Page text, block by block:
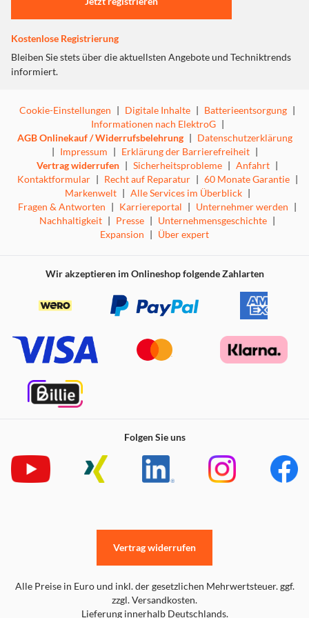
Kostenlose Registrierung
Bleiben Sie stets über die aktuellsten Angebote und Techniktrends
informiert.
Cookie-Einstellungen | Digitale Inhalte | Batterieentsorgung |
Informationen nach ElektroG |
AGB Onlinekauf / Widerrufsbelehrung | Datenschutzerklärung
| Impressum | Erklärung der Barrierefreiheit |
Vertrag widerrufen | Sicherheitsprobleme | Anfahrt |
Kontaktformular | Recht auf Reparatur | 60 Monate Garantie |
Markenwelt | Alle Services im Überblick |
Fragen & Antworten | Karriereportal | Unternehmer werden |
Nachhaltigkeit | Presse | Unternehmensgeschichte |
Expansion | Über expert
Wir akzeptieren im Onlineshop folgende Zahlarten
Folgen Sie uns
Alle Preise in Euro und inkl. der gesetzlichen Mehrwertsteuer. ggf.
zzgl. Versandkosten.
Lieferung innerhalb Deutschlands.
Vertrag widerrufen